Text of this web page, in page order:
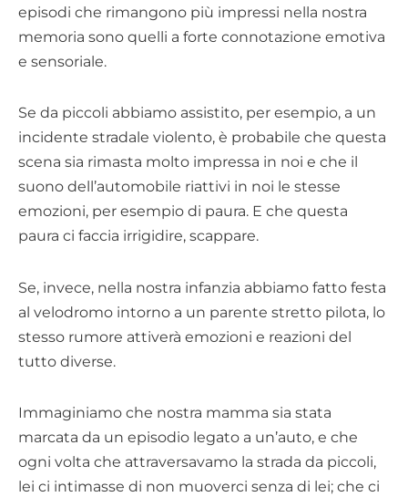
episodi che rimangono più impressi nella nostra
memoria sono quelli a forte connotazione emotiva
e sensoriale.
Se da piccoli abbiamo assistito, per esempio, a un
incidente stradale violento, è probabile che questa
scena sia rimasta molto impressa in noi e che il
suono dell’automobile riattivi in noi le stesse
emozioni, per esempio di paura. E che questa
paura ci faccia irrigidire, scappare.
Se, invece, nella nostra infanzia abbiamo fatto festa
al velodromo intorno a un parente stretto pilota, lo
stesso rumore attiverà emozioni e reazioni del
tutto diverse.
Immaginiamo che nostra mamma sia stata
marcata da un episodio legato a un’auto, e che
ogni volta che attraversavamo la strada da piccoli,
lei ci intimasse di non muoverci senza di lei; che ci